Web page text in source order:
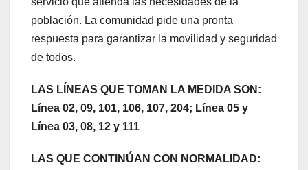
población. La comunidad pide una pronta
respuesta para garantizar la movilidad y seguridad
de todos.
LAS LÍNEAS QUE TOMAN LA MEDIDA SON:
Línea 02, 09, 101, 106, 107, 204; Línea 05 y
Línea 03, 08, 12 y 111
LAS QUE CONTINÚAN CON NORMALIDAD: